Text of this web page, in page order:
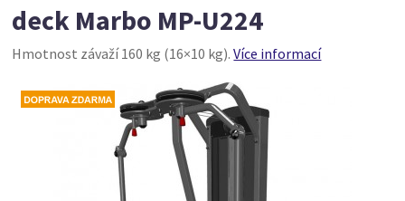
deck Marbo MP-U224
Hmotnost závaží 160 kg (16×10 kg).Více informací